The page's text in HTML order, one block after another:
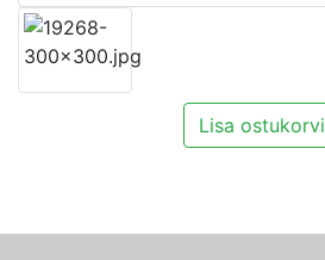
Lisa ostukorvi